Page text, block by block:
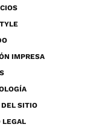
IMPRESA
DEL SITIO
LEGAL